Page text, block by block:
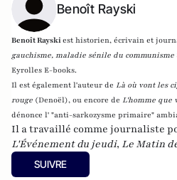
Benoît Rayski
Benoît Rayskiest historien, écrivain et
gauchisme, maladie sénile du communisme
Eyrolles E-books.
Il est également l'auteur de Là où vont les
rouge (Denoël), ou encore de L'homme que
dénonce l' "anti-sarkozysme primaire"
Il a travaillé comme journaliste
L'Événement du jeudi, Le Matin
SUIVRE